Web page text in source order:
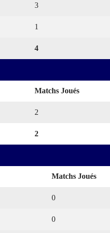
3
1
4
Matchs Joués
2
2
Matchs Joués
0
0